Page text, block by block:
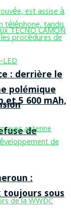
et 5 600 mAh,
de
: derrière le
polémique
:
sous